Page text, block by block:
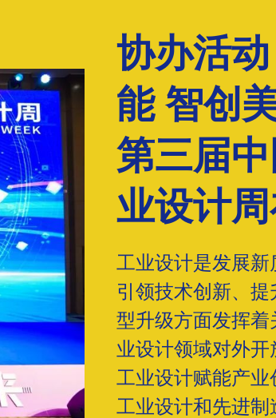
协办活
能 智创
第三届
业设计
工业设计是发展
引领技术创新、
型升级方面发挥
业设计领域对外
工业设计赋能产
工业设计和先进制